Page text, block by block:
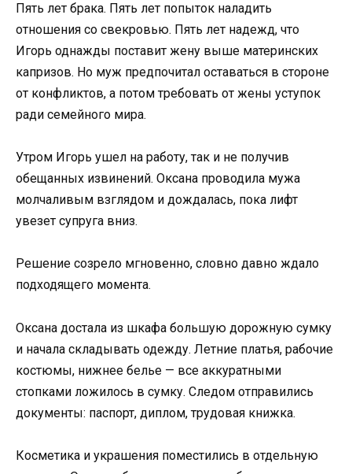
Пять лет брака. Пять лет попыток наладить
отношения со свекровью. Пять лет надежд, что
Игорь однажды поставит жену выше материнских
капризов. Но муж предпочитал оставаться в стороне
от конфликтов, а потом требовать от жены уступок
ради семейного мира.
Утром Игорь ушел на работу, так и не получив
обещанных извинений. Оксана проводила мужа
молчаливым взглядом и дождалась, пока лифт
увезет супруга вниз.
Решение созрело мгновенно, словно давно ждало
подходящего момента.
Оксана достала из шкафа большую дорожную сумку
и начала складывать одежду. Летние платья, рабочие
костюмы, нижнее белье — все аккуратными
стопками ложилось в сумку. Следом отправились
документы: паспорт, диплом, трудовая книжка.
Косметика и украшения поместились в отдельную